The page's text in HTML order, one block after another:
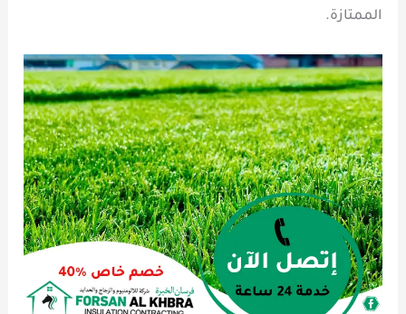
الممتازة.